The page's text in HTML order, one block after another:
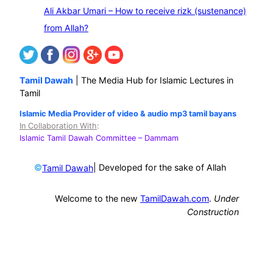
Ali Akbar Umari – How to receive rizk (sustenance)
from Allah?
Tamil Dawah | The Media Hub for Islamic Lectures in
Tamil
Islamic Media Provider of video & audio mp3 tamil bayans
In Collaboration With:
Islamic Tamil Dawah Committee – Dammam
©Tamil Dawah | Developed for the sake of Allah
Welcome to the new TamilDawah.com. Under
Construction